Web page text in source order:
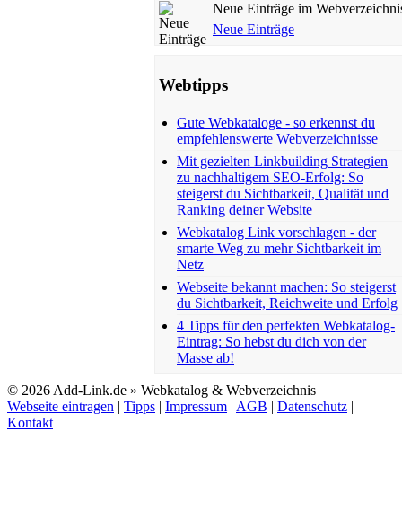
Neue Einträge im
Neue Einträge
Webtipps
Gute Webkataloge - so erkennst du
empfehlenswerte Webverzeichnisse
Mit gezielten Linkbuilding Strategien
zu nachhaltigem SEO-Erfolg: So
steigerst du Sichtbarkeit, Qualität und
Ranking deiner Website
Webkatalog Link vorschlagen - der
smarte Weg zu mehr Sichtbarkeit im
Netz
Webseite bekannt machen: So steigerst
du Sichtbarkeit, Reichweite und Erfolg
4 Tipps für den perfekten Webkatalog-
Eintrag: So hebst du dich von der
Masse ab!
© 2026 Add-Link.de » Webkatalog & Webverzeichnis
Webseite eintragen | Tipps | Impressum | AGB | Datenschutz |
Kontakt